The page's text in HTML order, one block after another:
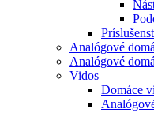
Analógové
Analógové
Vidos
Domáce